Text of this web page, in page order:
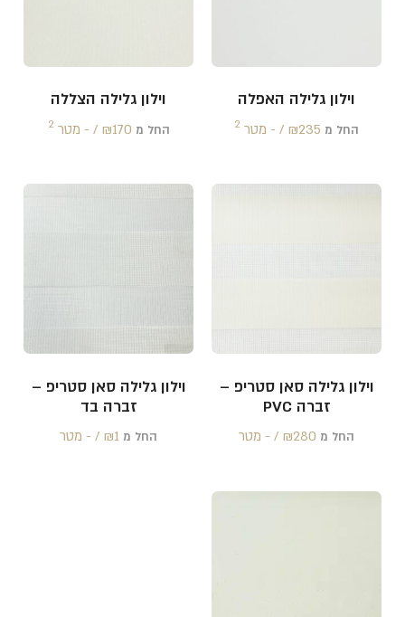
וילון גלילה האפלה
החל מ ₪235 /‏‏‎ ‎- מטר 2
וילון גלילה הצללה
החל מ ₪170 /‏‏‎ ‎- מטר 2
וילון גלילה סאן סטריפ –
זברה PVC
החל מ ₪280 /‏‏‎ ‎- מטר
וילון גלילה סאן סטריפ –
זברה בד
החל מ ₪1 /‏‏‎ ‎- מטר